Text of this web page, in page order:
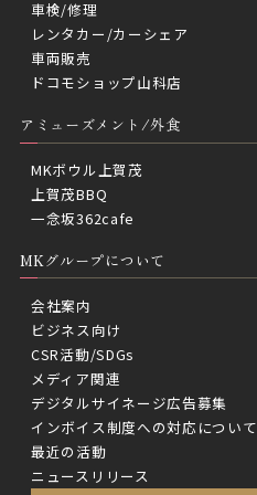
車検/修理
レンタカー/カーシェア
車両販売
ドコモショップ山科店
アミューズメント/外食
MKボウル上賀茂
上賀茂BBQ
一念坂362cafe
MKグループについて
会社案内
ビジネス向け
CSR活動/SDGs
メディア関連
デジタルサイネージ広告募集
インボイス制度への対応について
最近の活動
ニュースリリース